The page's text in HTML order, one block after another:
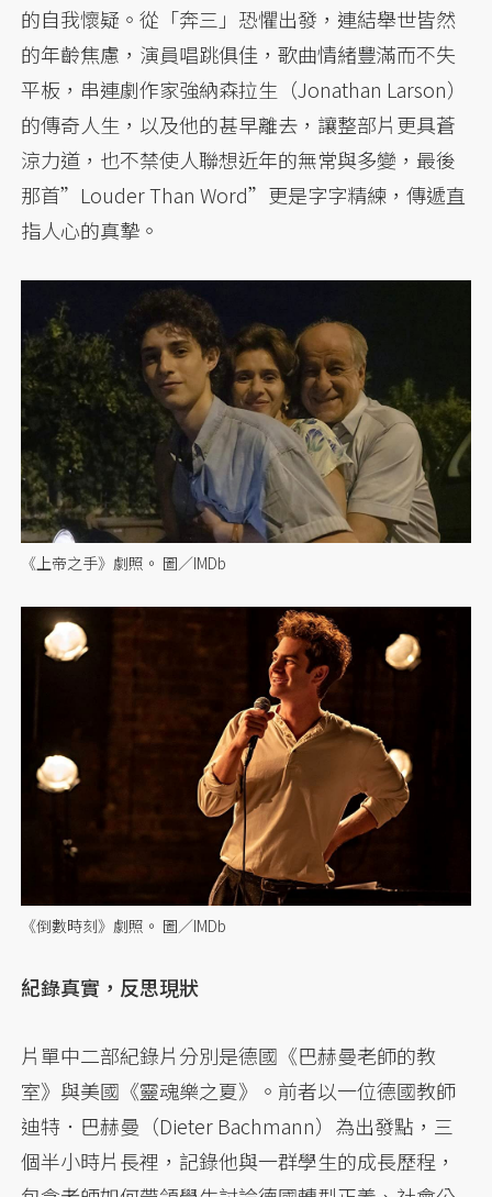
的自我懷疑。從「奔三」恐懼出發，連結舉世皆然
的年齡焦慮，演員唱跳俱佳，歌曲情緒豐滿而不失
平板，串連劇作家強納森拉生（Jonathan Larson）
的傳奇人生，以及他的甚早離去，讓整部片更具蒼
涼力道，也不禁使人聯想近年的無常與多變，最後
那首”Louder Than Word”更是字字精練，傳遞直
指人心的真摯。
《上帝之手》劇照。 圖／IMDb
《倒數時刻》劇照。 圖／IMDb
紀錄真實，反思現狀
片單中二部紀錄片分別是德國《巴赫曼老師的教
室》與美國《靈魂樂之夏》。前者以一位德國教師
迪特．巴赫曼（Dieter Bachmann）為出發點，三
個半小時片長裡，記錄他與一群學生的成長歷程，